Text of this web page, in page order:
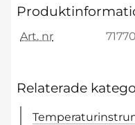
Art. nr 71770
Relaterade